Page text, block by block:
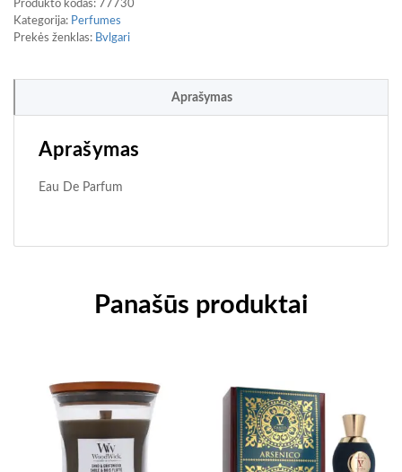
Produkto kodas: 77730
Kategorija: Perfumes
Prekės ženklas: Bvlgari
Aprašymas
Aprašymas
Eau De Parfum
Panašūs produktai